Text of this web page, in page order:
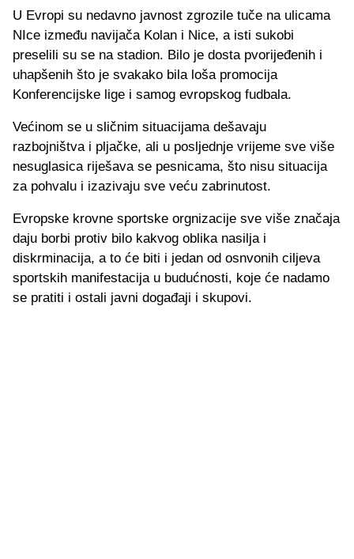
U Evropi su nedavno javnost zgrozile tuče na ulicama
NIce između navijača Kolan i Nice, a isti sukobi
preselili su se na stadion. Bilo je dosta pvorijeđenih i
uhapšenih što je svakako bila loša promocija
Konferencijske lige i samog evropskog fudbala.
Većinom se u sličnim situacijama dešavaju
razbojništva i pljačke, ali u posljednje vrijeme sve više
nesuglasica riješava se pesnicama, što nisu situacija
za pohvalu i izazivaju sve veću zabrinutost.
Evropske krovne sportske orgnizacije sve više značaja
daju borbi protiv bilo kakvog oblika nasilja i
diskrminacija, a to će biti i jedan od osnvonih ciljeva
sportskih manifestacija u budućnosti, koje će nadamo
se pratiti i ostali javni događaji i skupovi.